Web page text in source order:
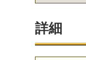
詳細